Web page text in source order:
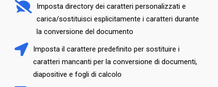
Imposta directory dei caratteri personalizzati e
carica/sostituisci esplicitamente i caratteri durante
la conversione del documento
Imposta il carattere predefinito per sostituire i
caratteri mancanti per la conversione di documenti,
diapositive e fogli di calcolo